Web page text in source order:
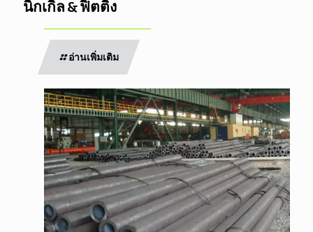
นิกเกิล & ฟิตติ้ง
อ่านเพิ่มเติม